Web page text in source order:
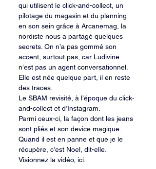
qui utilisent le click-and-collect, un
pilotage du magasin et du planning
en son sein grâce à Arcanemag, la
nordiste nous a partagé quelques
secrets. On n’a pas gommé son
accent, surtout pas, car Ludivine
n’est pas un agent conversationnel.
Elle est née quelque part, il en reste
des traces.
Le SBAM revisité, à l’époque du click-
and-collect et d’Instagram.
Parmi ceux-ci, la façon dont les jeans
sont pliés et son device magique.
Quand il est en panne et que je le
récupère, c’est Noel, dit-elle.
Visionnez la vidéo, ici.